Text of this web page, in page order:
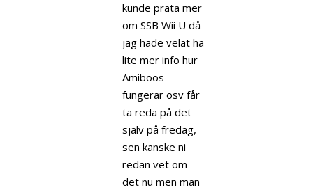
kunde prata mer
om SSB Wii U då
jag hade velat ha
lite mer info hur
Amiboos
fungerar osv får
ta reda på det
själv på fredag,
sen kanske ni
redan vet om
det nu men man